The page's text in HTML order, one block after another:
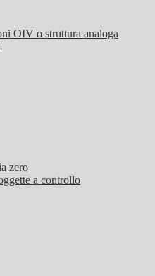
OIV o struttura analoga
zero
a controllo